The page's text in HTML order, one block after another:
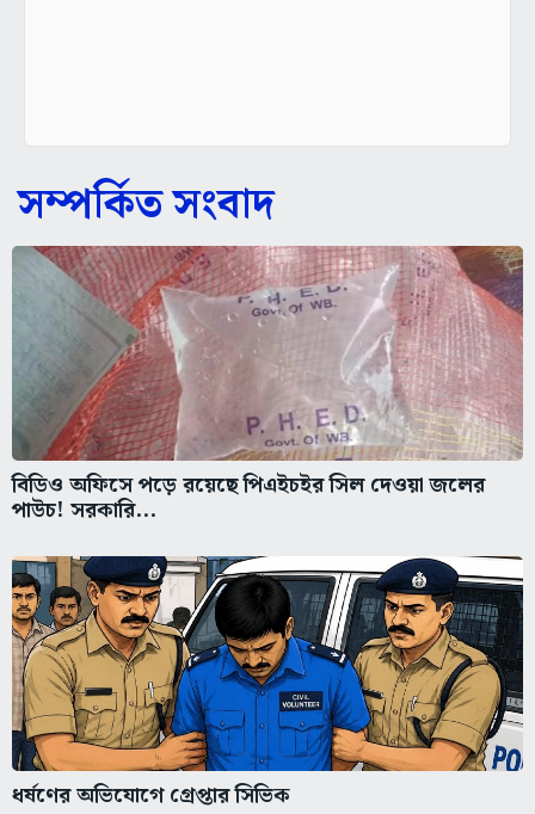
সম্পর্কিত সংবাদ
বিডিও অফিসে পড়ে রয়েছে পিএইচইর সিল দেওয়া জলের
পাউচ! সরকারি...
ধর্ষণের অভিযোগে গ্রেপ্তার সিভিক